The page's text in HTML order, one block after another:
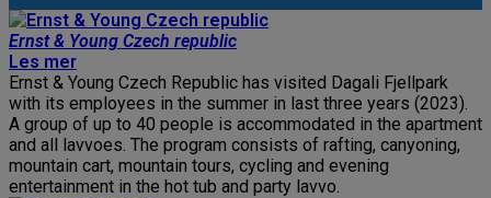
Ernst & Young Czech republic
Les mer
Ernst & Young Czech Republic has visited Dagali Fjellpark
with its employees in the summer in last three years (2023).
A group of up to 40 people is accommodated in the apartment
and all lavvoes. The program consists of rafting, canyoning,
mountain cart, mountain tours, cycling and evening
entertainment in the hot tub and party lavvo.